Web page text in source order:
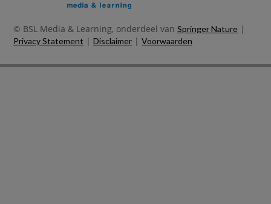
© BSL Media & Learning, onderdeel van Springer Nature |
Privacy Statement | Disclaimer | Voorwaarden